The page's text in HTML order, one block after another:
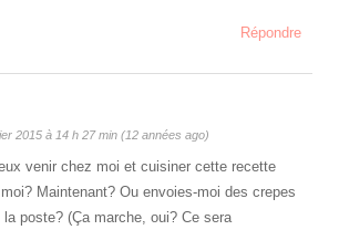
Répondre
2015 à 14 h 27 min (12 années ago)
venir chez moi et cuisiner cette recette
Maintenant? Ou envoies-moi des crepes
la poste? (Ça marche, oui? Ce sera